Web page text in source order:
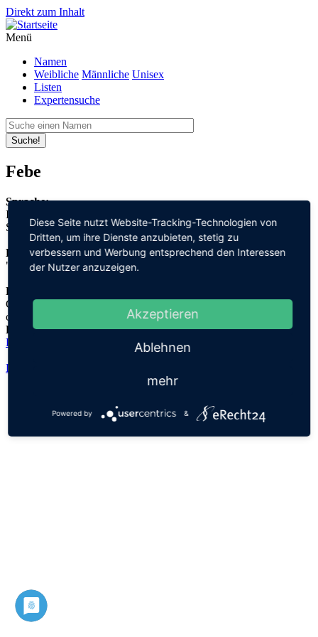
Direkt zum Inhalt
Menü
Namen
Weibliche Männliche Unisex
Listen
Expertensuche
Suche!
Febe
Sprache:
Italienisch
Spanisch
Bedeutung:
"leuchtend"
Herleitung:
Griechisch,
φοιβος "foibos"
Herkunftsname:
Phoibos
Datenschutz
Diese Seite nutzt Website-Tracking-Technologien von
Dritten, um ihre Dienste anzubieten, stetig zu
verbessern und Werbung entsprechend den Interessen
der Nutzer anzuzeigen.
Akzeptieren
Ablehnen
mehr
Powered by &